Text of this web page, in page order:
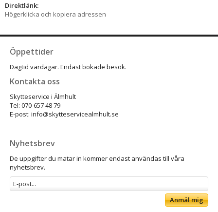
Direktlänk:
Högerklicka och kopiera adressen
Öppettider
Dagtid vardagar. Endast bokade besök.
Kontakta oss
Skytteservice i Älmhult
Tel: 070-657 48 79
E-post: info@skytteservicealmhult.se
Nyhetsbrev
De uppgifter du matar in kommer endast användas till våra
nyhetsbrev.
Anmäl mig